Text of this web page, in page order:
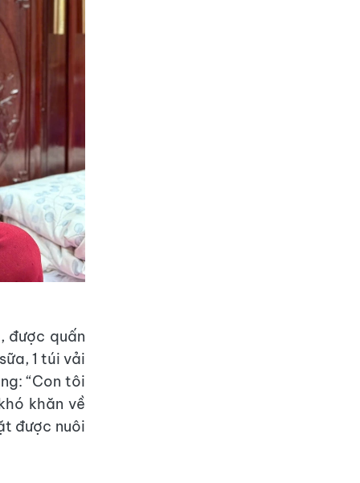
được quấn
1 túi vải
“Con tôi
khăn về
được nuôi